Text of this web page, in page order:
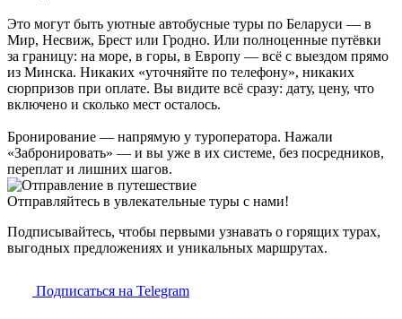
Это могут быть уютные автобусные туры по Беларуси — в
Мир, Несвиж, Брест или Гродно. Или полноценные путёвки
за границу: на море, в горы, в Европу — всё с выездом прямо
из Минска. Никаких «уточняйте по телефону», никаких
сюрпризов при оплате. Вы видите всё сразу: дату, цену, что
включено и сколько мест осталось.
Бронирование — напрямую у туроператора. Нажали
«Забронировать» — и вы уже в их системе, без посредников,
переплат и лишних шагов.
Отправляйтесь в увлекательные туры с нами!
Подписывайтесь, чтобы первыми узнавать о горящих турах,
выгодных предложениях и уникальных маршрутах.
Подписаться на Telegram